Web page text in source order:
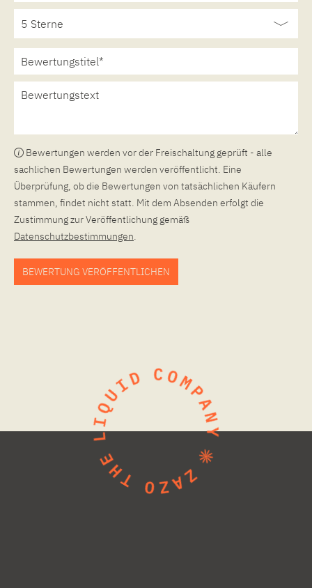
Bewertungen werden vor der Freischaltung geprüft - alle
sachlichen Bewertungen werden veröffentlicht. Eine
Überprüfung, ob die Bewertungen von tatsächlichen Käufern
stammen, findet nicht statt. Mit dem Absenden erfolgt die
Zustimmung zur Veröffentlichung gemäß
Datenschutzbestimmungen.
BEWERTUNG VERÖFFENTLICHEN